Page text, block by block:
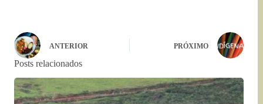
ANTERIOR PRÓXIMO
Posts relacionados